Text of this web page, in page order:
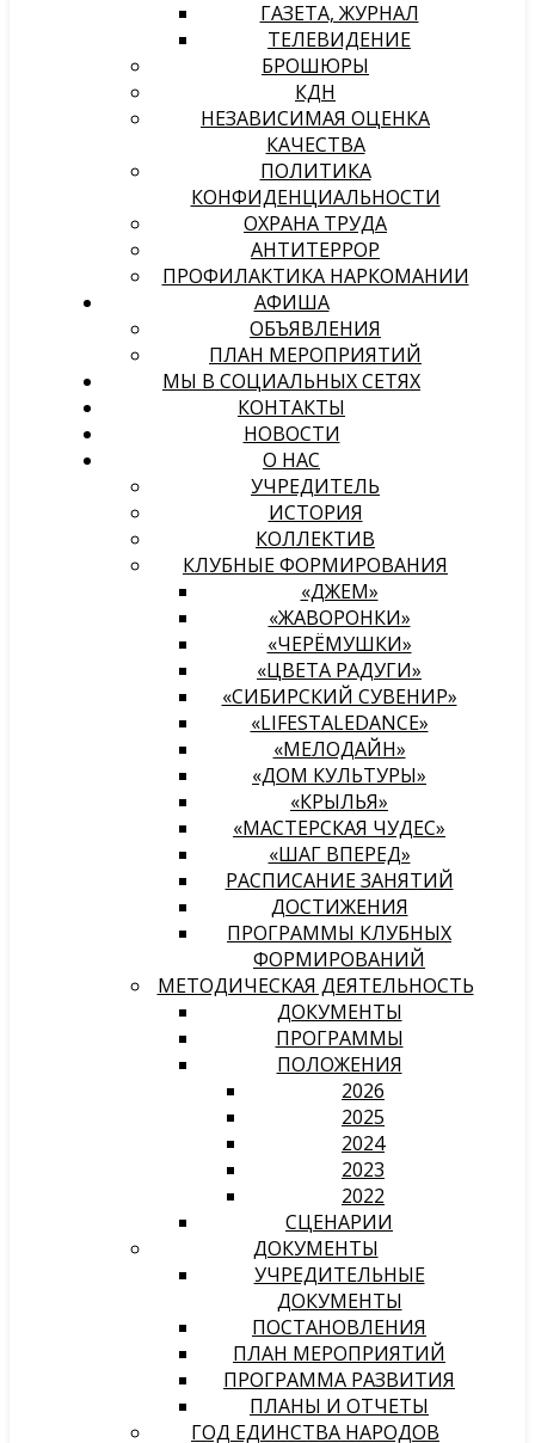
ГАЗЕТА, ЖУРНАЛ
ТЕЛЕВИДЕНИЕ
БРОШЮРЫ
КДН
НЕЗАВИСИМАЯ ОЦЕНКА
КАЧЕСТВА
ПОЛИТИКА
КОНФИДЕНЦИАЛЬНОСТИ
ОХРАНА ТРУДА
АНТИТЕРРОР
ПРОФИЛАКТИКА НАРКОМАНИИ
АФИША
ОБЪЯВЛЕНИЯ
ПЛАН МЕРОПРИЯТИЙ
МЫ В СОЦИАЛЬНЫХ СЕТЯХ
КОНТАКТЫ
НОВОСТИ
О НАС
УЧРЕДИТЕЛЬ
ИСТОРИЯ
КОЛЛЕКТИВ
КЛУБНЫЕ ФОРМИРОВАНИЯ
«ДЖЕМ»
«ЖАВОРОНКИ»
«ЧЕРЁМУШКИ»
«ЦВЕТА РАДУГИ»
«СИБИРСКИЙ СУВЕНИР»
«LIFESTALEDANCE»
«МЕЛОДАЙН»
«ДОМ КУЛЬТУРЫ»
«КРЫЛЬЯ»
«МАСТЕРСКАЯ ЧУДЕС»
«ШАГ ВПЕРЕД»
РАСПИСАНИЕ ЗАНЯТИЙ
ДОСТИЖЕНИЯ
ПРОГРАММЫ КЛУБНЫХ
ФОРМИРОВАНИЙ
МЕТОДИЧЕСКАЯ ДЕЯТЕЛЬНОСТЬ
ДОКУМЕНТЫ
ПРОГРАММЫ
ПОЛОЖЕНИЯ
2026
2025
2024
2023
2022
СЦЕНАРИИ
ДОКУМЕНТЫ
УЧРЕДИТЕЛЬНЫЕ
ДОКУМЕНТЫ
ПОСТАНОВЛЕНИЯ
ПЛАН МЕРОПРИЯТИЙ
ПРОГРАММА РАЗВИТИЯ
ПЛАНЫ И ОТЧЕТЫ
ГОД ЕДИНСТВА НАРОДОВ